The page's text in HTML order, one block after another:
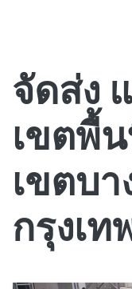
จัดส่ง
เขตพื้
เขตบ
กรุงเ